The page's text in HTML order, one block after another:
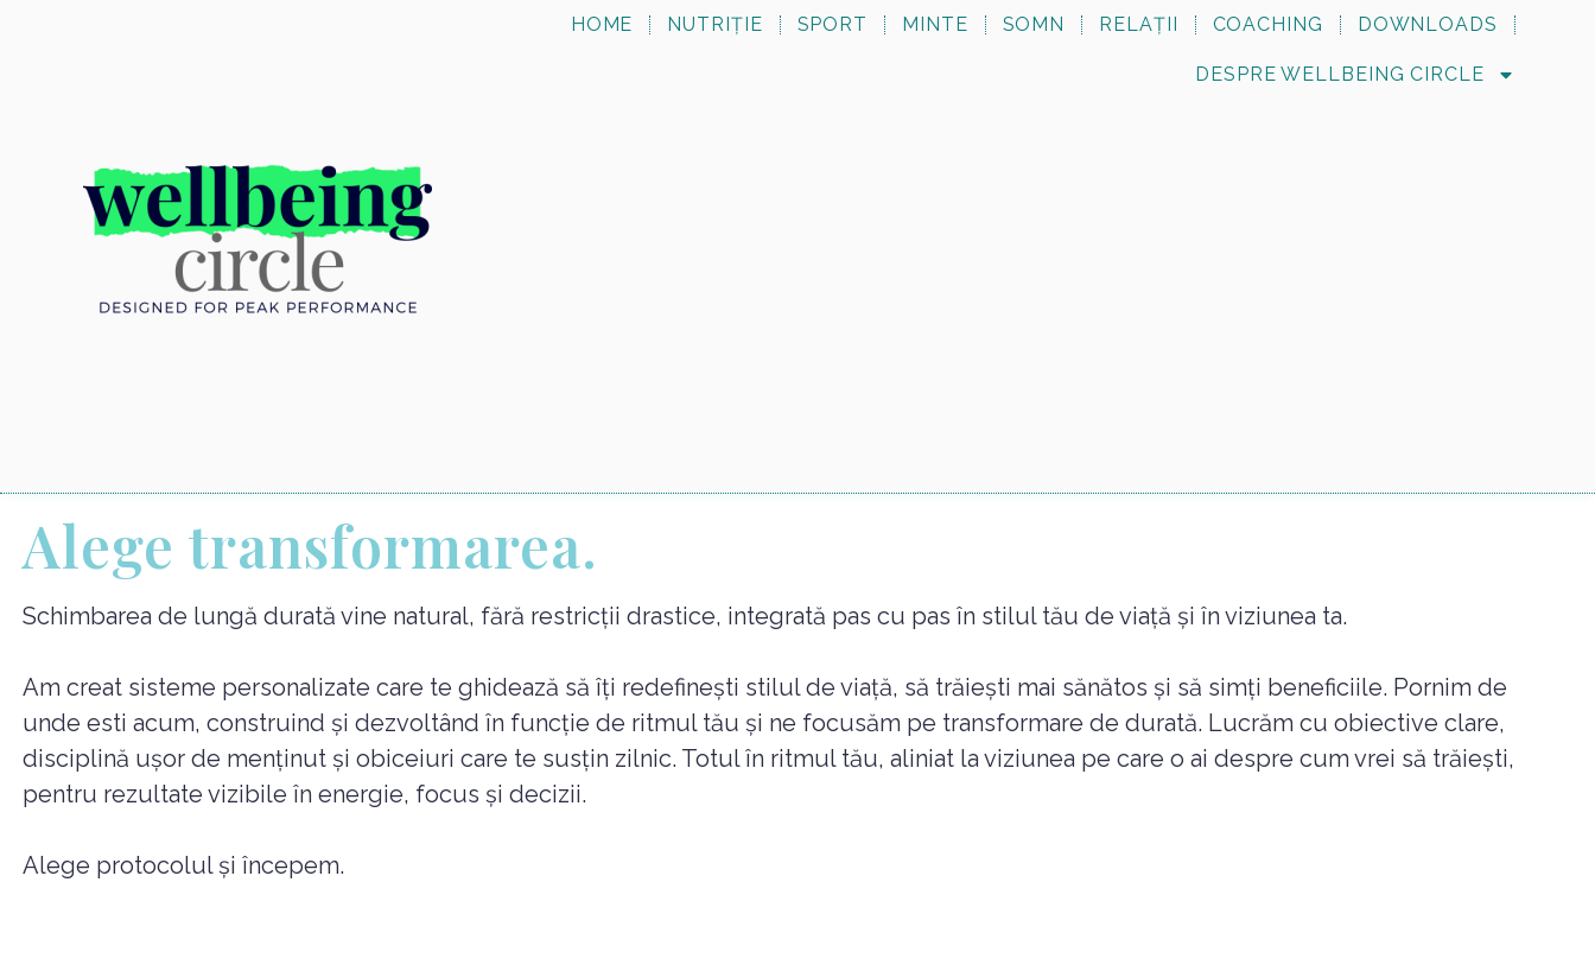
HOME NUTRIȚIE SPORT MINTE SOMN RELAȚII COACHING DOWNLOADS
DESPRE WELLBEING CIRCLE
Alege transformarea.
Schimbarea de lungă durată vine natural, fără restricții drastice, integrată pas cu pas în stilul tău de viață și în viziunea ta.
Am creat sisteme personalizate care te ghidează să îți redefinești stilul de viață, să trăiești mai sănătos și să simți beneficiile. Pornim de
unde esti acum, construind și dezvoltând în funcție de ritmul tău și ne focusăm pe transformare de durată. Lucrăm cu obiective clare,
disciplină ușor de menținut și obiceiuri care te susțin zilnic. Totul în ritmul tău, aliniat la viziunea pe care o ai despre cum vrei să trăiești,
pentru rezultate vizibile în energie, focus și decizii.
Alege protocolul și începem.